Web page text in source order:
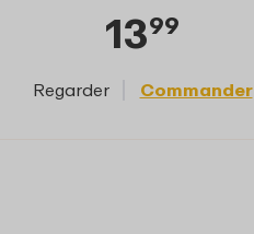
1399
Regarder Commander